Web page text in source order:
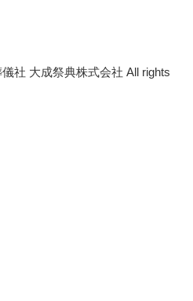
社 大成祭典株式会社 All rights